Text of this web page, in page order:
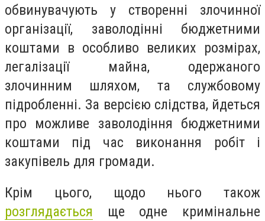
обвинувачують у створенні злочинної
організації, заволодінні бюджетними
коштами в особливо великих розмірах,
легалізації майна, одержаного
злочинним шляхом, та службовому
підробленні. За версією слідства, йдеться
про можливе заволодіння бюджетними
коштами під час виконання робіт і
закупівель для громади.
Крім цього, щодо нього також
розглядається ще одне кримінальне